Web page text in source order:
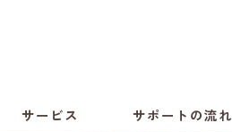
サービス サポートの流れ